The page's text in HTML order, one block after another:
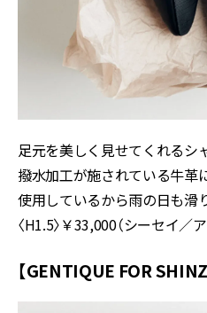
足元を美しく見せてくれるシ
撥水加工が施されている牛革
使用しているから雨の日も滑
〈H1.5〉￥33,000（シーセイ／
【GENTIQUE FOR